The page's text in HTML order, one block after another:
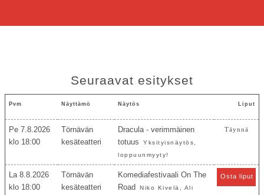
Seuraavat esitykset
Pvm Näyttämö Näytös Liput
Pe 7.8.2026
18:00
Törnävän
kesäteatteri
Dracula - verimmäinen
totuus
Yksityisnäytös,
loppuunmyyty!
Täynnä
La 8.8.2026
18:00
Törnävän
kesäteatteri
Komediafestivaali On The
Road
Niko Kivelä, Ali
Osta liput